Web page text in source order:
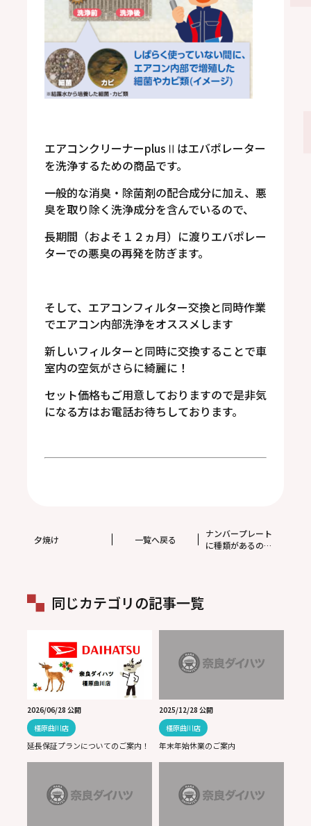
エアコンクリーナーplusⅡはエバポレーター
を洗浄するための商品です。
一般的な消臭・除菌剤の配合成分に加え、悪
臭を取り除く洗浄成分を含んでいるので、
長期間（およそ１２ヵ月）に渡りエバポレー
ターでの悪臭の再発を防ぎます。
そして、エアコンフィルター交換と同時作業
でエアコン内部洗浄をオススメします
新しいフィルターと同時に交換することで車
室内の空気がさらに綺麗に！
セット価格もご用意しておりますので是非気
になる方はお電話お待ちしております。
夕焼け 一覧へ戻る
ナンバープレート
に種類があるのは
同じカテゴリの記事一覧
2026/06/28 公開
橿原曲川店
延長保証プランについてのご案内！
2025/12/28 公開
橿原曲川店
年末年始休業のご案内